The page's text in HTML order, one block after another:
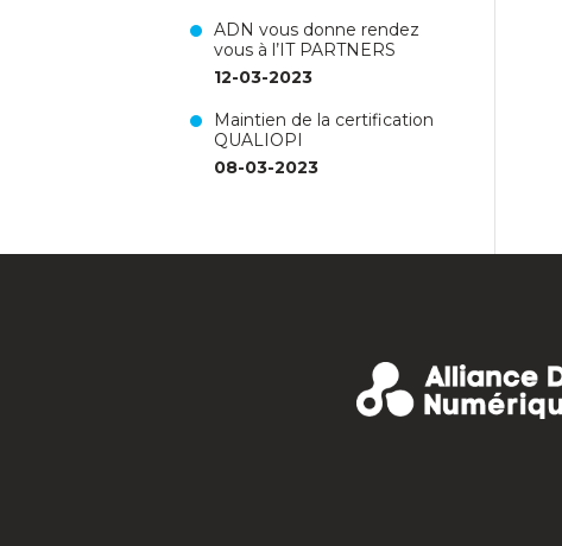
ADN vous donne rendez
vous à l’IT PARTNERS
12-03-2023
Maintien de la certification
QUALIOPI
08-03-2023